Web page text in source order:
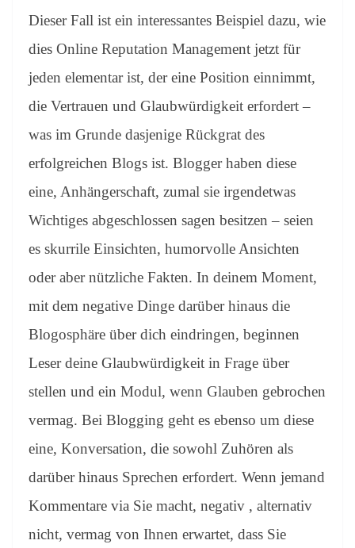
Dieser Fall ist ein interessantes Beispiel dazu, wie
dies Online Reputation Management jetzt für
jeden elementar ist, der eine Position einnimmt,
die Vertrauen und Glaubwürdigkeit erfordert –
was im Grunde dasjenige Rückgrat des
erfolgreichen Blogs ist. Blogger haben diese
eine, Anhängerschaft, zumal sie irgendetwas
Wichtiges abgeschlossen sagen besitzen – seien
es skurrile Einsichten, humorvolle Ansichten
oder aber nützliche Fakten. In deinem Moment,
mit dem negative Dinge darüber hinaus die
Blogosphäre über dich eindringen, beginnen
Leser deine Glaubwürdigkeit in Frage über
stellen und ein Modul, wenn Glauben gebrochen
vermag. Bei Blogging geht es ebenso um diese
eine, Konversation, die sowohl Zuhören als
darüber hinaus Sprechen erfordert. Wenn jemand
Kommentare via Sie macht, negativ , alternativ
nicht, vermag von Ihnen erwartet, dass Sie